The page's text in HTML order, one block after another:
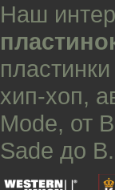
Наш
хип-хоп,
Mode, от
Sade до